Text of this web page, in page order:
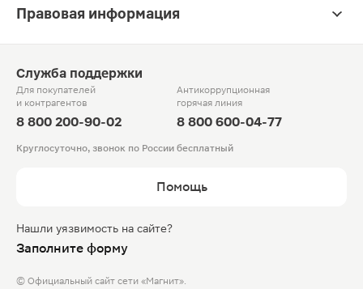
Правовая информация
Служба поддержки
Для покупателей
и контрагентов
8 800 200-90-02
Антикоррупционная
горячая линия
8 800 600-04-77
Круглосуточно, звонок по России бесплатный
Помощь
Нашли уязвимость на сайте?
Заполните форму
© Официальный сайт сети «Магнит».